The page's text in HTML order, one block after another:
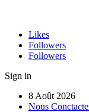
Likes
Followers
Followers
Sign in
8 Août 2026
Nous